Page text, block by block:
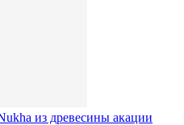
из древесины акации